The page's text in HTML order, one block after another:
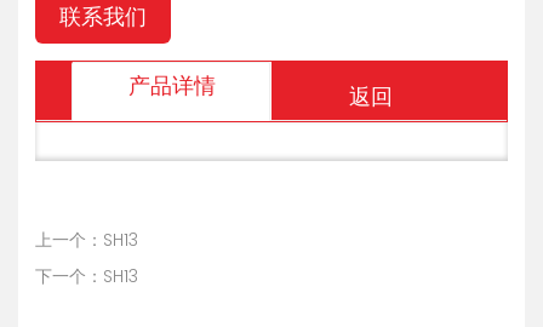
联系我们
产品详情 返回
上一个：SH13
下一个：SH13